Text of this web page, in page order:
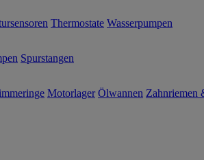
Thermostate Wasserpumpen
Spurstangen
Motorlager Ölwannen Zahnriemen